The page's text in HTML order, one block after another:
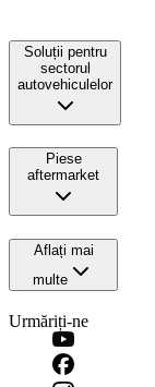
Soluții pentru
sectorul
autovehiculelor
Piese
aftermarket
Aflați mai
multe
Urmăriți-ne